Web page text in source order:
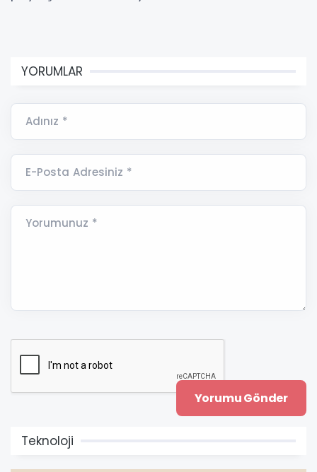
YORUMLAR
Adınız *
E-Posta Adresiniz *
Yorumunuz *
Teknoloji